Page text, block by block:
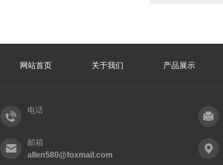
网站首页 关于我们 产品展示
电话
邮箱
allen580@foxmail.com